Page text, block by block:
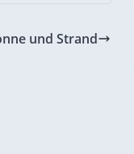
und Strand